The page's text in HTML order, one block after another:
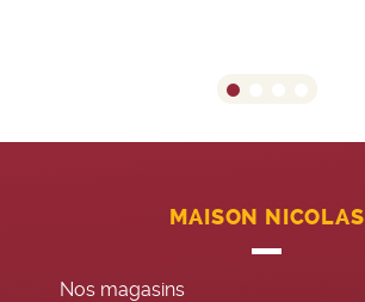
MAISON NICOLAS
Nos magasins